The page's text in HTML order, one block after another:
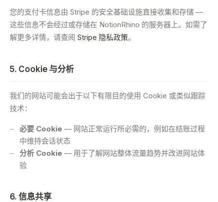
您的支付卡信息由 Stripe 的安全基础设施直接收集和存储 —
这些信息不会经过或存储在 NotionRhino 的服务器上。如需了
解更多详情，请查阅 Stripe 隐私政策。
5. Cookie 与分析
我们的网站可能会出于以下有限目的使用 Cookie 或类似跟踪
技术：
必要 Cookie — 网站正常运行所必需的，例如在结账过程
中维持会话状态
分析 Cookie — 用于了解网站整体流量趋势并改进网站体
验
6. 信息共享